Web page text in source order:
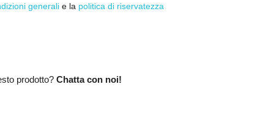
generali e la politica di riservatezza
prodotto? Chatta con noi!